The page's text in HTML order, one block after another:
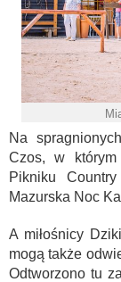
Na
Czos, w
Pikniku
Mazurska Noc
A miłośnicy
mogą także
Odtworzono tu